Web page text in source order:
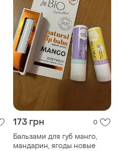
173 грн 0
Бальзами для губ манго,
мандарин, ягоды новые